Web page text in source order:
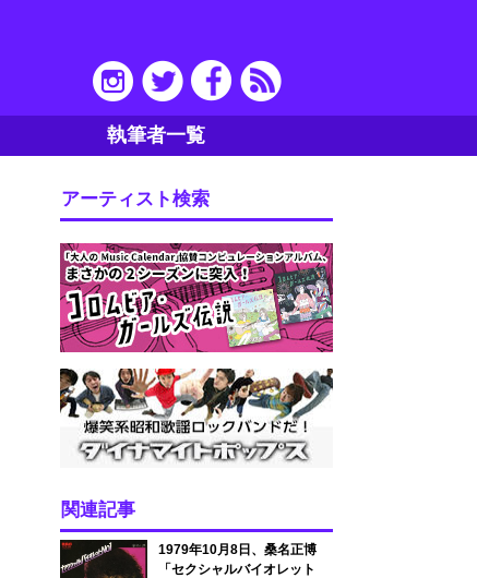
執筆者一覧
アーティスト検索
関連記事
1979年10月8日、桑名正博
「セクシャルバイオレット